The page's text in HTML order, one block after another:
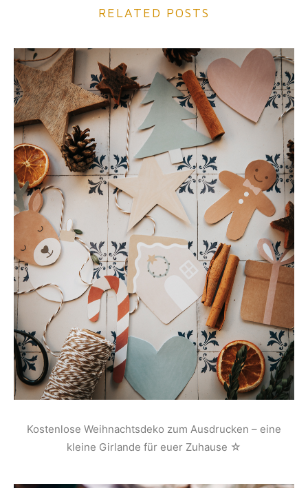
RELATED POSTS
Kostenlose Weihnachtsdeko zum Ausdrucken – eine
kleine Girlande für euer Zuhause ☆